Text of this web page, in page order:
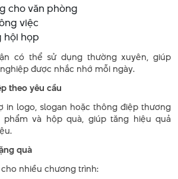
cho văn phòng
việc
hội họp
có thể sử dụng thường xuyên, giúp
được nhắc nhớ mỗi ngày.
theo yêu cầu
in logo, slogan hoặc thông điệp thương
và hộp quà, giúp tăng hiệu quả
quà
nhiều chương trình: